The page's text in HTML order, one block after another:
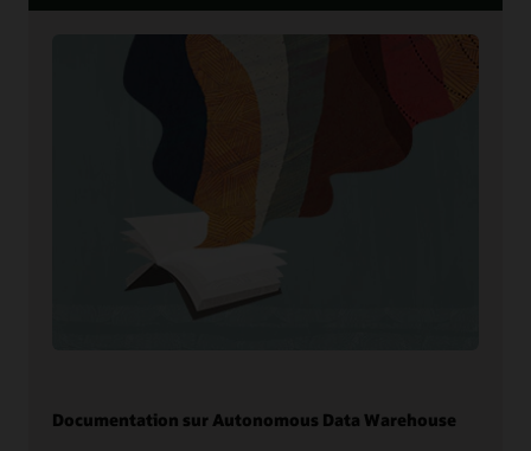
Documentation sur Autonomous Data Warehouse